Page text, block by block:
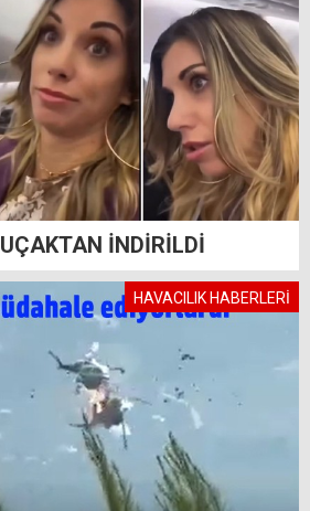
İNDİRİLDİ
HAVACILIK HABERLERİ